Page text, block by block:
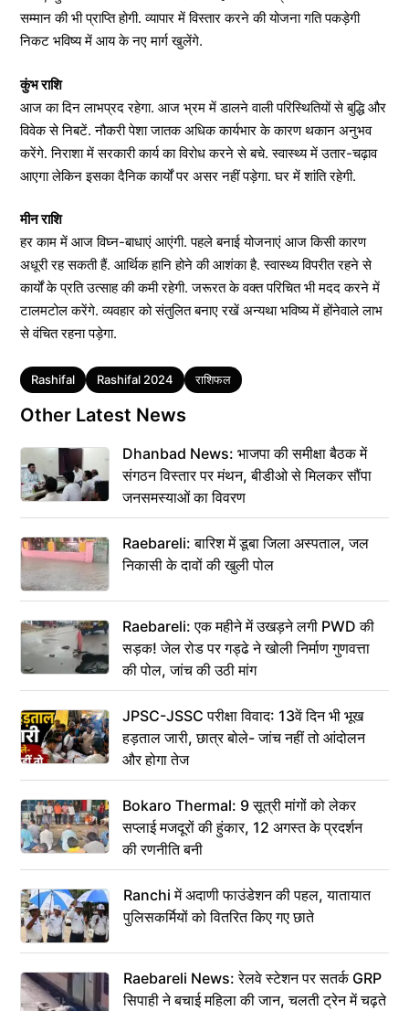
सम्मान की भी प्राप्ति होगी. व्यापार में विस्तार करने की योजना गति पकड़ेगी
निकट भविष्य में आय के नए मार्ग खुलेंगे.
कुंभ राशि
आज का दिन लाभप्रद रहेगा. आज भ्रम में डालने वाली परिस्थितियों से बुद्धि और
विवेक से निबटें. नौकरी पेशा जातक अधिक कार्यभार के कारण थकान अनुभव
करेंगे. निराशा में सरकारी कार्य का विरोध करने से बचे. स्वास्थ्य में उतार-चढ़ाव
आएगा लेकिन इसका दैनिक कार्यों पर असर नहीं पड़ेगा. घर में शांति रहेगी.
मीन राशि
हर काम में आज विघ्न-बाधाएं आएंगी. पहले बनाई योजनाएं आज किसी कारण
अधूरी रह सकती हैं. आर्थिक हानि होने की आशंका है. स्वास्थ्य विपरीत रहने से
कार्यों के प्रति उत्साह की कमी रहेगी. जरूरत के वक्त परिचित भी मदद करने में
टालमटोल करेंगे. व्यवहार को संतुलित बनाए रखें अन्यथा भविष्य में होंनेवाले लाभ
से वंचित रहना पड़ेगा.
Tags
Rashifal Rashifal 2024 राशिफल
Other Latest News
Dhanbad News: भाजपा की समीक्षा बैठक में
संगठन विस्तार पर मंथन, बीडीओ से मिलकर सौंपा
जनसमस्याओं का विवरण
Raebareli: बारिश में डूबा जिला अस्पताल, जल
निकासी के दावों की खुली पोल
Raebareli: एक महीने में उखड़ने लगी PWD की
सड़क! जेल रोड पर गड्ढे ने खोली निर्माण गुणवत्ता
की पोल, जांच की उठी मांग
JPSC-JSSC परीक्षा विवाद: 13वें दिन भी भूख
हड़ताल जारी, छात्र बोले- जांच नहीं तो आंदोलन
और होगा तेज
Bokaro Thermal: 9 सूत्री मांगों को लेकर
सप्लाई मजदूरों की हुंकार, 12 अगस्त के प्रदर्शन
की रणनीति बनी
Ranchi में अदाणी फाउंडेशन की पहल, यातायात
पुलिसकर्मियों को वितरित किए गए छाते
Raebareli News: रेलवे स्टेशन पर सतर्क GRP
सिपाही ने बचाई महिला की जान, चलती ट्रेन में चढ़ते